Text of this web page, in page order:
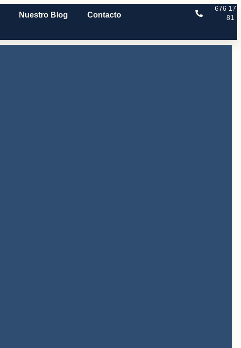
Nuestro Blog Contacto
676 17
81